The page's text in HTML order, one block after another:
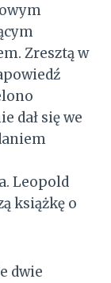
Zresztą w
dał się we
Leopold
książkę o
dwie